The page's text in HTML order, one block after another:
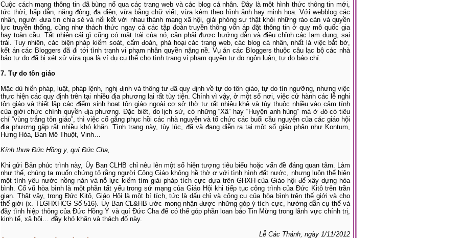
Cuộc cách mạng thông tin đã bùng nổ qua các trang web và các blog cá nhân. Đây là một hình thức thông tin mới,
tức thời, hấp dẫn, năng động, đa diện, vừa bằng chữ viết, vừa kèm theo hình ảnh hay minh họa. Với webblog các
nhân, người đưa tin chia sẻ và nối kết với nhau thành mạng xã hội, giải phóng sự thật khỏi những rào cản và quyền
lực truyền thống, cũng như thách thức ngay cả các tập đoàn truyền thông vốn áp đặt thông tin ở quy mô quốc gia
hay toàn cầu. Tất nhiên cái gì cũng có mặt trái của nó, cần phải được hướng dẫn và điều chỉnh các lạm dụng, sai
trái. Tuy nhiên, các biện pháp kiểm soát, cấm đoán, phá hoại các trang web, các blog cá nhân, nhất là việc bắt bớ,
kết án các Bloggers đã đi tới tình trạnh vi phạm nhân quyền nặng nề. Vụ án các Bloggers thuộc câu lạc bộ các nhà
báo tự do đã bị xét xử vừa qua là ví dụ cụ thể cho tình trạng vi phạm quyền tự do ngôn luận, tự do báo chí.
7. Tự do tôn giáo
Mặc dù hiến pháp, luật, pháp lệnh, nghị định và thông tư đã quy định về tự do tôn giáo, tự do tín ngưỡng, nhưng việc
thực hiện các quy định trên tại nhiều địa phương lại rất tùy tiện. Chính vì vậy, ở một số nơi, việc cử hành các lễ nghi
tôn giáo và thiết lập các điểm sinh hoạt tôn giáo ngoài cơ sở thờ tự rất nhiêu khê và tùy thuộc nhiều vào cảm tính
của giới chức chính quyền địa phương. Đặc biêt, do lịch sử, có những “Xã” hay “Huyện anh hùng” mà ở đó có tiêu
chí “vùng trắng tôn giáo”, thì việc cố gắng phục hồi các nhà nguyện và tổ chức các buổi cầu nguyện của các giáo hội
địa phương gặp rất nhiều khó khăn. Tình trạng này, tùy lúc, đã và đang diễn ra tại một số giáo phận như Kontum,
Hưng Hóa, Ban Mê Thuột, Vinh…
Kính thưa Đức Hồng y, quí Đức Cha,
Khi gửi Bản phúc trình này, Ủy Ban CLHB chỉ nêu lên một số hiện tượng tiêu biểu hoặc vấn đề đáng quan tâm. Làm
như thế, chúng ta muốn chứng tỏ rằng người Công Giáo không hề thờ ơ với tình hình đất nước, nhưng luôn thể hiện
một tình yêu nước nồng nàn và nỗ lực kiếm tìm giải pháp tích cực dựa trên GHXH của Giáo hội để xây dựng hòa
bình. Cổ vũ hòa bình là một phần tất yếu trong sứ mạng của Giáo Hội khi tiếp tục công trình của Đức Kitô trên trần
gian. Thật vậy, trong Đức Kitô, Giáo Hội là một bí tích, tức là dấu chỉ và công cụ của hòa bình trên thế giới và cho
thế giới (x. TLGHXHCG Số 516). Ủy Ban CL&HB ước mong nhận được những góp ý tích cực, hướng dẫn cụ thể và
đầy tình hiệp thông của Đức Hồng Y và quí Đức Cha để có thể góp phần loan báo Tin Mừng trong lãnh vực chính trị,
kinh tế, xã hội… đầy khó khăn và thách đố này.
Lễ Các Thánh, ngày 1/11/2012